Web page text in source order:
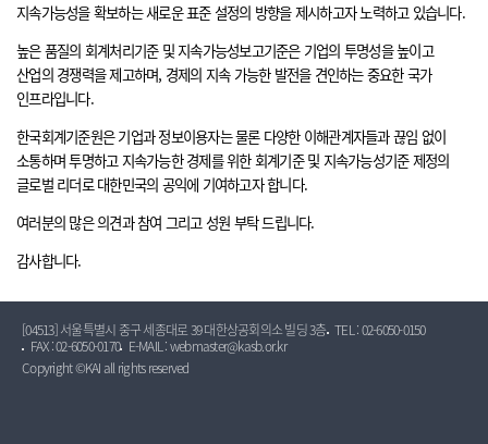
지속가능성을 확보하는 새로운 표준 설정의 방향을 제시하고자 노력하고 있습니다.
높은 품질의 회계처리기준 및 지속가능성보고기준은 기업의 투명성을 높이고
산업의 경쟁력을 제고하며, 경제의 지속 가능한 발전을 견인하는 중요한 국가
인프라입니다.
한국회계기준원은 기업과 정보이용자는 물론 다양한 이해관계자들과 끊임 없이
소통하며 투명하고 지속가능한 경제를 위한 회계기준 및 지속가능성기준 제정의
글로벌 리더로 대한민국의 공익에 기여하고자 합니다.
여러분의 많은 의견과 참여 그리고 성원 부탁 드립니다.
감사합니다.
[04513] 서울특별시 중구 세종대로 39 대한상공회의소 빌딩 3층 TEL : 02-6050-0150
FAX : 02-6050-0170
E-MAIL : webmaster@kasb.or.kr
Copyright ©KAI all rights reserved